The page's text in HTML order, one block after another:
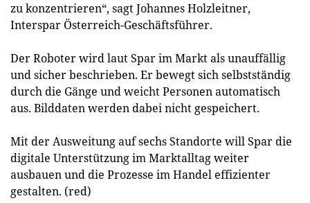
zu konzentrieren“, sagt Johannes Holzleitner,
Interspar Österreich-Geschäftsführer.
Der Roboter wird laut Spar im Markt als unauffällig
und sicher beschrieben. Er bewegt sich selbstständig
durch die Gänge und weicht Personen automatisch
aus. Bilddaten werden dabei nicht gespeichert.
Mit der Ausweitung auf sechs Standorte will Spar die
digitale Unterstützung im Marktalltag weiter
ausbauen und die Prozesse im Handel effizienter
gestalten. (red)